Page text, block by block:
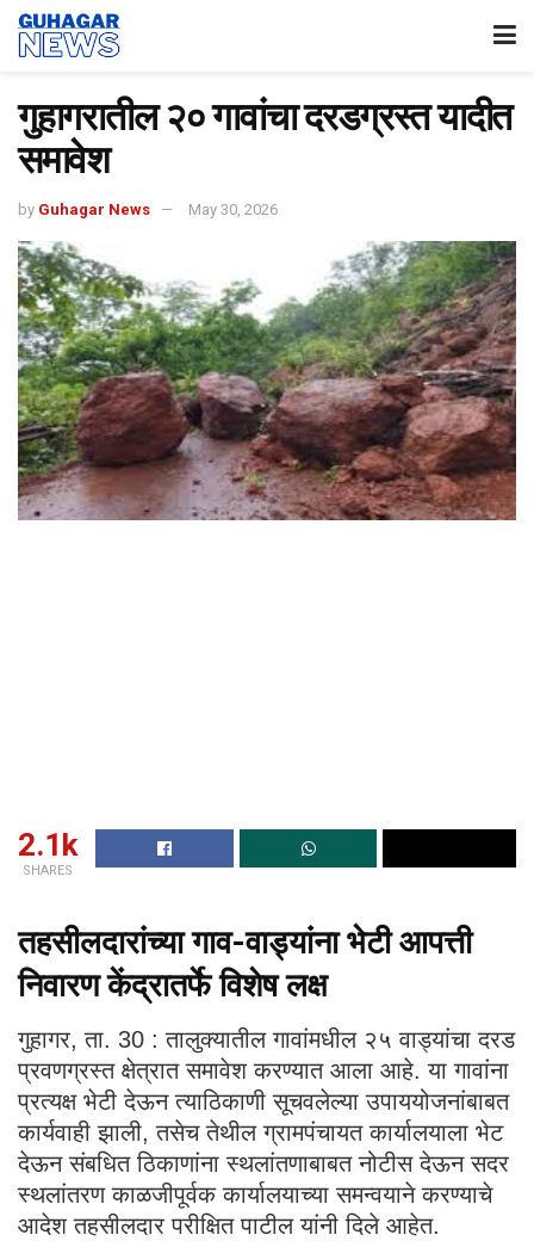
गुहागरातील २० गावांचा दरडग्रस्त यादीत
समावेश
by Guhagar News May 30, 2026
2.1k
SHARES
तहसीलदारांच्या गाव-वाड्यांना भेटी आपत्ती
निवारण केंद्रातर्फे विशेष लक्ष
गुहागर, ता. 30 : तालुक्यातील गावांमधील २५ वाड्यांचा दरड
प्रवणग्रस्त क्षेत्रात समावेश करण्यात आला आहे. या गावांना
प्रत्यक्ष भेटी देऊन त्याठिकाणी सूचवलेल्या उपाययोजनांबाबत
कार्यवाही झाली, तसेच तेथील ग्रामपंचायत कार्यालयाला भेट
देऊन संबधित ठिकाणांना स्थलांतणाबाबत नोटीस देऊन सदर
स्थलांतरण काळजीपूर्वक कार्यालयाच्या समन्वयाने करण्याचे
आदेश तहसीलदार परीक्षित पाटील यांनी दिले आहेत.